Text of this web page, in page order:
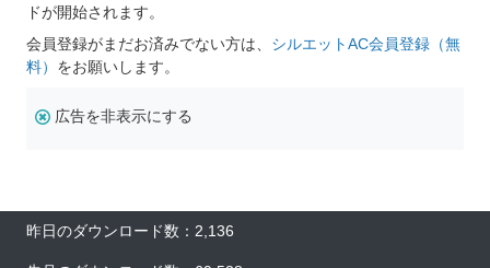
ドが開始されます。
会員登録がまだお済みでない方は、 シルエットAC会員登録（無
料） をお願いします。
広告を非表示にする
昨日のダウンロード数：2,136